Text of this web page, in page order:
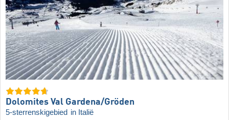
Dolomites Val Gardena/​Gröden
5-sterrenskigebied in Italië